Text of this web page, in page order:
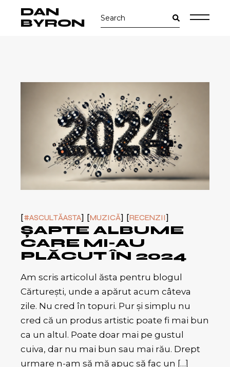
content
DAN
BYRON
for:
#ASCULTĂASTA MUZICĂ RECENZII
ȘAPTE ALBUME
CARE MI-AU
PLĂCUT ÎN 2024
Am scris articolul ăsta pentru blogul
Cărturești, unde a apărut acum câteva
zile. Nu cred în topuri. Pur și simplu nu
cred că un produs artistic poate fi mai bun
ca un altul. Poate doar mai pe gustul
cuiva, dar nu mai bun sau mai rău. Drept
urmare n-am să mă apuc să fac un […]